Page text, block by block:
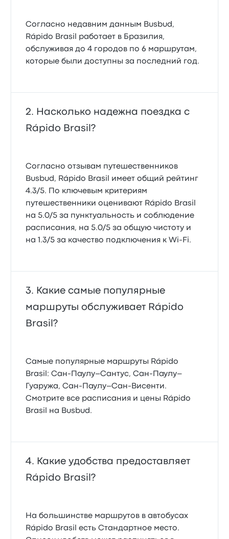
Согласно недавним данным Busbud,
Rápido Brasil работает в Бразилия,
обслуживая до 4 городов по 6 маршрутам,
которые были доступны за последний год.
Насколько надежна поездка с
Rápido Brasil?
Согласно отзывам путешественников
Busbud, Rápido Brasil имеет общий рейтинг
4.3/5. По ключевым критериям
путешественники оценивают Rápido Brasil
на 5.0/5 за пунктуальность и соблюдение
расписания, на 5.0/5 за общую чистоту и
на 1.3/5 за качество подключения к Wi-Fi.
Какие самые популярные
маршруты обслуживает Rápido
Brasil?
Самые популярные маршруты Rápido
Brasil: Сан-Паулу–Сантус, Сан-Паулу–
Гуаружа, Сан-Паулу–Сан-Висенти.
Смотрите все расписания и цены Rápido
Brasil на Busbud.
Какие удобства предоставляет
Rápido Brasil?
На большинстве маршрутов в автобусах
Rápido Brasil есть Стандартное место.